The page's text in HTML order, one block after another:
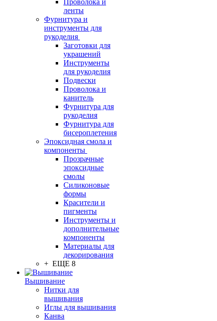
Проволока и
ленты
Фурнитура и
инструменты для
рукоделия
Заготовки для
украшений
Инструменты
для рукоделия
Подвески
Проволока и
канитель
Фурнитура для
рукоделия
Фурнитура для
бисероплетения
Эпоксидная смола и
компоненты
Прозрачные
эпоксидные
смолы
Силиконовые
формы
Красители и
пигменты
Инструменты и
дополнительные
компоненты
Материалы для
декорирования
+ ЕЩЕ 8
Вышивание
Нитки для
вышивания
Иглы для вышивания
Канва